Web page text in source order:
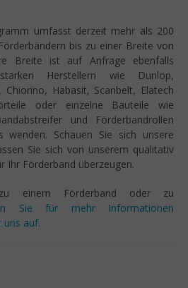
umfasst derzeit mehr als 200
bis zu einer Breite von
Breite ist auf Anfrage ebenfalls
Herstellern wie Dunlop,
Habasit, Scanbelt, Elatech
oder einzelne Bauteile wie
und Förderbandrollen
Schauen Sie sich unsere
Sie sich von unserem qualitativ
Ihr Förderband überzeugen.
einem Förderband oder zu
Sie für mehr Informationen
uns auf.